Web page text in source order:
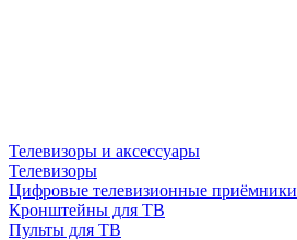
Телевизоры и аксессуары
Телевизоры
Цифровые телевизионные приёмники
Кронштейны для ТВ
Пульты для ТВ